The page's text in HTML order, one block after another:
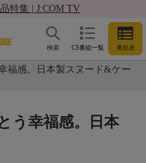
特集 | J:COM TV
CS番組一覧 番組表
検索
福感。日本製スヌード&ケー
う幸福感。日本